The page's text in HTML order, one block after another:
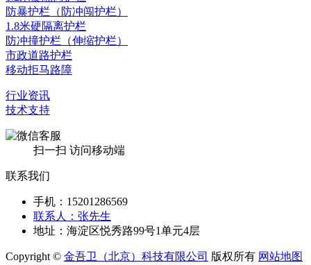
防暴护栏（防冲闯护栏）
1.8米硬隔离护栏
防冲撞护栏（伸缩护栏）
市政道路护栏
移动拒马路障
行业资讯
技术支持
扫一扫 访问移动端
联系我们
手机：15201286569
联系人：张先生
地址：海淀区悦秀路99号1单元4层
Copyright © 金吾卫（北京）科技有限公司 版权所有 网站地图